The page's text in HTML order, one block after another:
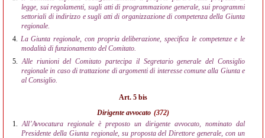
legge, sui regolamenti, sugli atti di programmazione generale, sui programmi
settoriali di indirizzo e sugli atti di organizzazione di competenza della Giunta
regionale.
4. La Giunta regionale, con propria deliberazione, specifica le competenze e le
modalità di funzionamento del Comitato.
5.Alle riunioni del Comitato partecipa il Segretario generale del Consiglio
regionale in caso di trattazione di argomenti di interesse comune alla Giunta e
al Consiglio.
Art. 5 bis
Dirigente avvocato (372)
1. All’Avvocatura regionale è preposto un dirigente avvocato, nominato dal
Presidente della Giunta regionale, su proposta del Direttore generale, con un